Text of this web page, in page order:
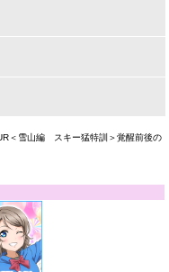
＜雪山編 スキー猛特訓＞覚醒前後の